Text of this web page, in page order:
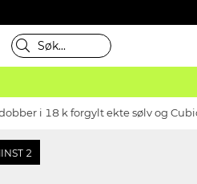
i 18 k forgylt ekte sølv og
2